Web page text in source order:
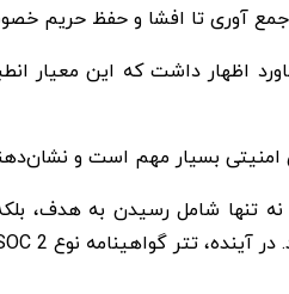
آوری تا افشا و حفظ حریم
اظهار داشت که این
بسیار مهم است و
نه تنها شامل رسیدن به هدف،